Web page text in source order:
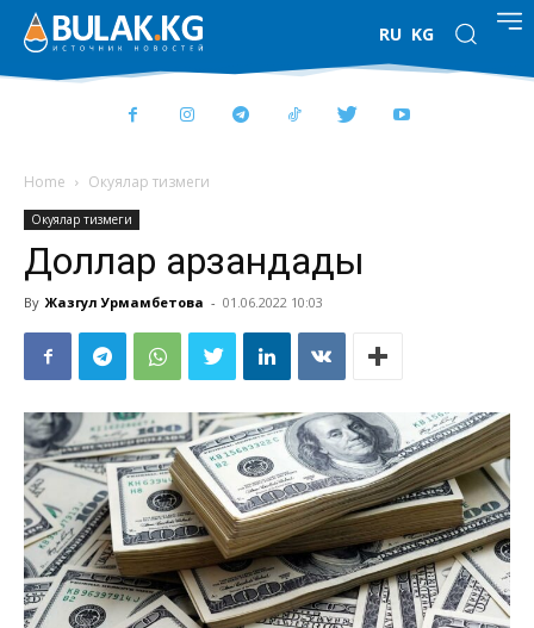
RU KG
Home Окуялар тизмеги
Окуялар тизмеги
Доллар арзандады
By Жазгул Урмамбетова - 01.06.2022 10:03